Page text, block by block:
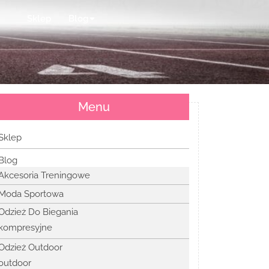
Menu
Treningowe
Sportowa
Do Biegania
Outdoor